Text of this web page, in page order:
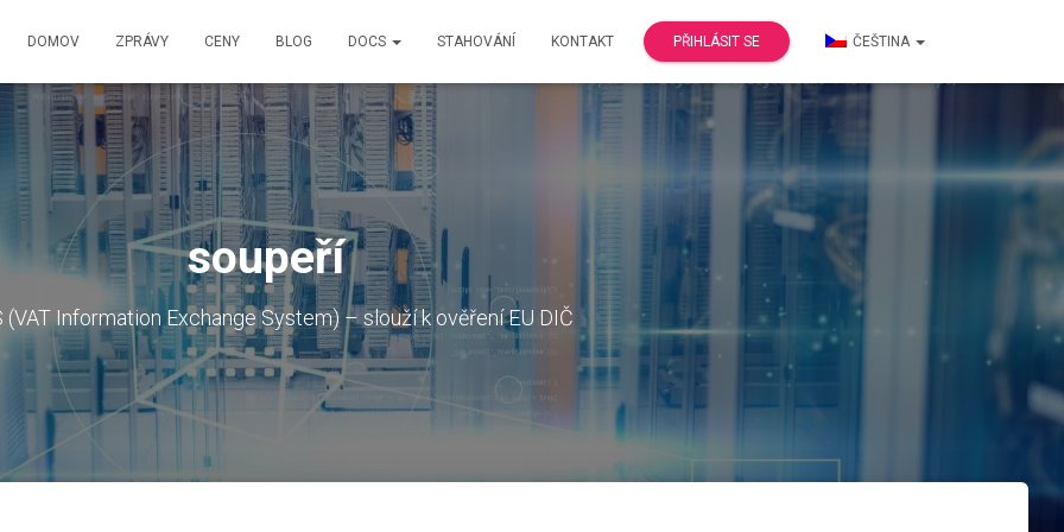
DOMOV ZPRÁVY CENY BLOG DOCS STAHOVÁNÍ KONTAKT PŘIHLÁSIT SE ČEŠTINA
soupeří
(VAT Information Exchange System) – slouží k ověření EU DIČ